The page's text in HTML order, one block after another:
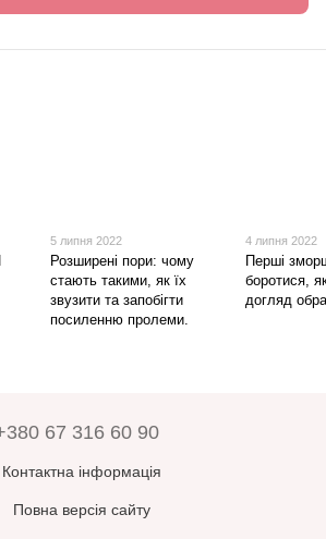
5 липня 2022
Розширені пори: чому
стають такими, як їх
звузити та запобігти
посиленню пролеми.
4 липня 2022
Перші
боротися,
догляд
67 316 60 90
Контактна інформація
Повна версія сайту